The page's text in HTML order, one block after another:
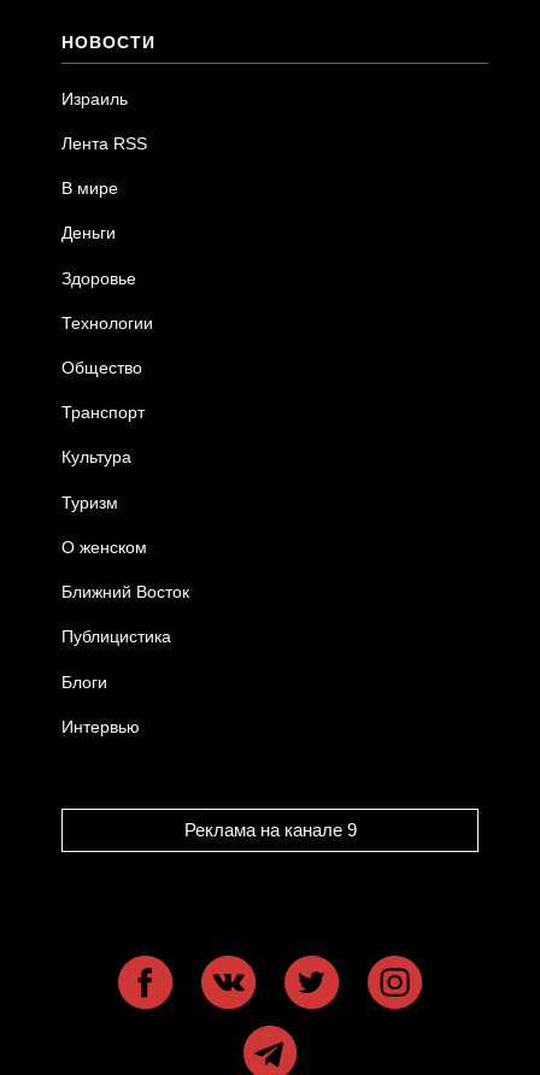
НОВОСТИ
Израиль
Лента RSS
В мире
Деньги
Здоровье
Технологии
Общество
Транспорт
Культура
Туризм
О женском
Ближний Восток
Публицистика
Блоги
Интервью
Реклама на канале 9